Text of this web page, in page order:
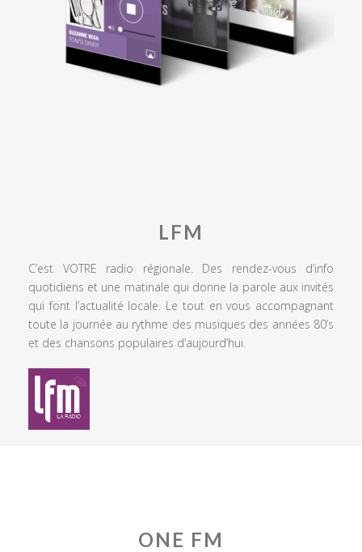
LFM
C’est VOTRE radio régionale. Des rendez-vous d’info
quotidiens et une matinale qui donne la parole aux invités
qui font l’actualité locale. Le tout en vous accompagnant
toute la journée au rythme des musiques des années 80’s
et des chansons populaires d’aujourd’hui.
ONE FM